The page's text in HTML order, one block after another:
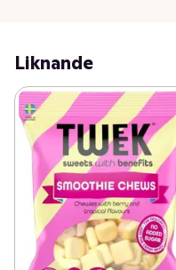
Liknande